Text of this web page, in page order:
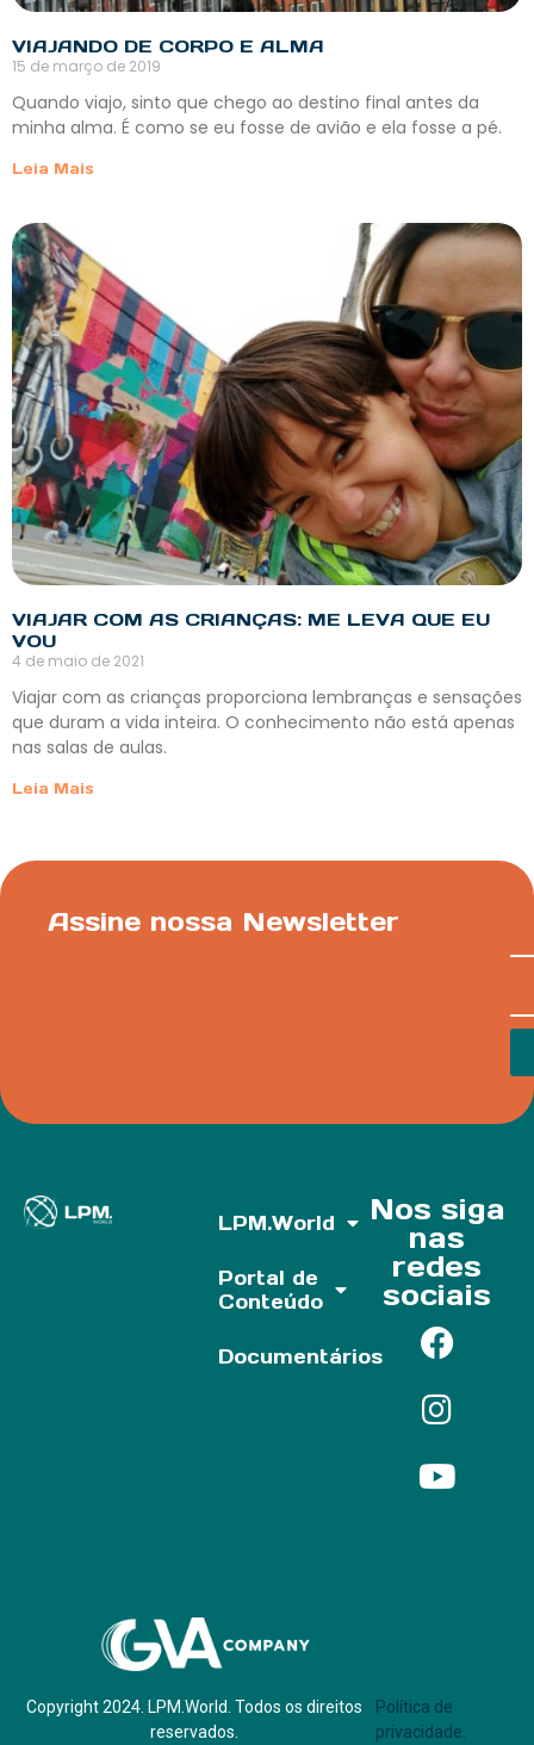
VIAJANDO DE CORPO E ALMA
15 de março de 2019
Quando viajo, sinto que chego ao destino final antes da
minha alma. É como se eu fosse de avião e ela fosse a pé.
Leia Mais
VIAJAR COM AS CRIANÇAS: ME LEVA QUE EU
VOU
4 de maio de 2021
Viajar com as crianças proporciona lembranças e sensações
que duram a vida inteira. O conhecimento não está apenas
nas salas de aulas.
Leia Mais
Assine nossa Newsletter
LPM.World
Portal de
Conteúdo
Documentários
Nos siga
nas
redes
sociais
Copyright 2024. LPM.World. Todos os direitos
reservados.
Política de
privacidade.